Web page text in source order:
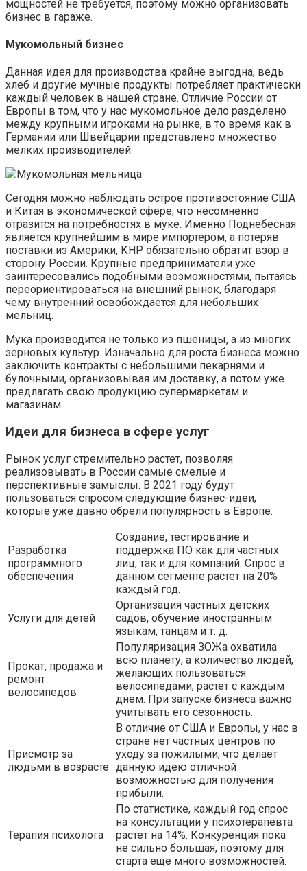
мощностей не требуется, поэтому можно организовать
бизнес в гараже.
Мукомольный бизнес
Данная идея для производства крайне выгодна, ведь
хлеб и другие мучные продукты потребляет практически
каждый человек в нашей стране. Отличие России от
Европы в том, что у нас мукомольное дело разделено
между крупными игроками на рынке, в то время как в
Германии или Швейцарии представлено множество
мелких производителей.
Сегодня можно наблюдать острое противостояние США
и Китая в экономической сфере, что несомненно
отразится на потребностях в муке. Именно Поднебесная
является крупнейшим в мире импортером, а потеряв
поставки из Америки, КНР обязательно обратит взор в
сторону России. Крупные предприниматели уже
заинтересовались подобными возможностями, пытаясь
переориентироваться на внешний рынок, благодаря
чему внутренний освобождается для небольших
мельниц.
Мука производится не только из пшеницы, а из многих
зерновых культур. Изначально для роста бизнеса можно
заключить контракты с небольшими пекарнями и
булочными, организовывая им доставку, а потом уже
предлагать свою продукцию супермаркетам и
магазинам.
Идеи для бизнеса в сфере услуг
Рынок услуг стремительно растет, позволяя
реализовывать в России самые смелые и
перспективные замыслы. В 2021 году будут
пользоваться спросом следующие бизнес-идеи,
которые уже давно обрели популярность в Европе:
Разработка
программного
обеспечения
Создание, тестирование и
поддержка ПО как для частных
лиц, так и для компаний. Спрос в
данном сегменте растет на 20%
каждый год.
Услуги для детей
Организация частных детских
садов, обучение иностранным
языкам, танцам и т. д.
Прокат, продажа и
ремонт
велосипедов
Популяризация ЗОЖа охватила
всю планету, а количество людей,
желающих пользоваться
велосипедами, растет с каждым
днем. При запуске бизнеса важно
учитывать его сезонность.
Присмотр за
людьми в возрасте
В отличие от США и Европы, у нас в
стране нет частных центров по
уходу за пожилыми, что делает
данную идею отличной
возможностью для получения
прибыли.
Терапия психолога
По статистике, каждый год спрос
на консультации у психотерапевта
растет на 14%. Конкуренция пока
не сильно большая, поэтому для
старта еще много возможностей.